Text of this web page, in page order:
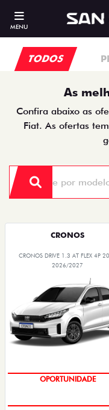
MENU
TODOS
As
Confira abaixo as
Fiat. As ofertas
CRONOS
CRONOS DRIVE 1.3 AT FLEX 4P
2026/2027
OPORTUNIDADE